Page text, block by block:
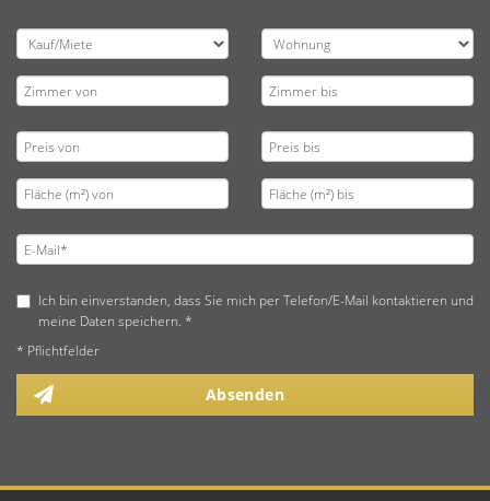
Ich bin einverstanden, dass Sie mich per Telefon/E-Mail kontaktieren und
meine Daten speichern. *
* Pflichtfelder
Absenden